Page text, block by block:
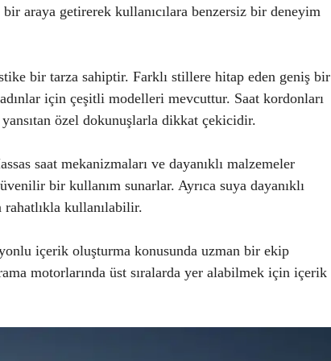
araya getirerek kullanıcılara benzersiz bir deneyim
bir tarza sahiptir. Farklı stillere hitap eden geniş bir
için çeşitli modelleri mevcuttur. Saat kordonları
özel dokunuşlarla dikkat çekicidir.
saat mekanizmaları ve dayanıklı malzemeler
bir kullanım sunarlar. Ayrıca suya dayanıklı
kullanılabilir.
içerik oluşturma konusunda uzman bir ekip
motorlarında üst sıralarda yer alabilmek için içerik